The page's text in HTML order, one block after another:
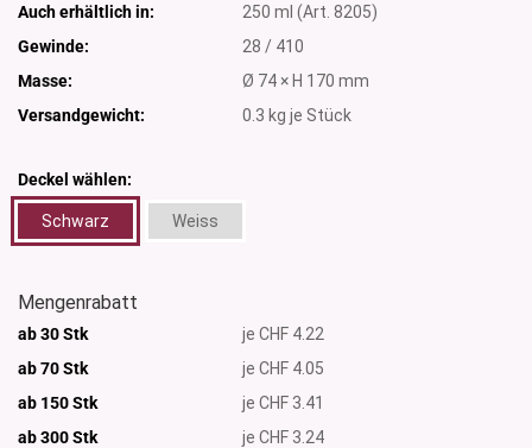
Auch erhältlich in:
250 ml (Art. 8205)
Gewinde:
28 / 410
Masse:
Ø 74 × H 170 mm
Versandgewicht:
0.3 kg je Stück
Deckel wählen:
Schwarz Weiss
Mengenrabatt
ab 30 Stk
je CHF 4.22
ab 70 Stk
je CHF 4.05
ab 150 Stk
je CHF 3.41
ab 300Stk je CHF 3.24